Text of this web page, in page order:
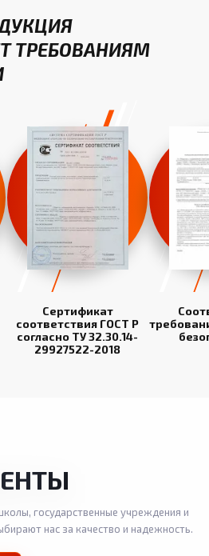
ТРЕБОВАНИЯМ
Сертификат
соответствия ГОСТ Р
согласно ТУ 32.30.14-
29927522-2018
государственные учреждения и
нас за качество и надежность.